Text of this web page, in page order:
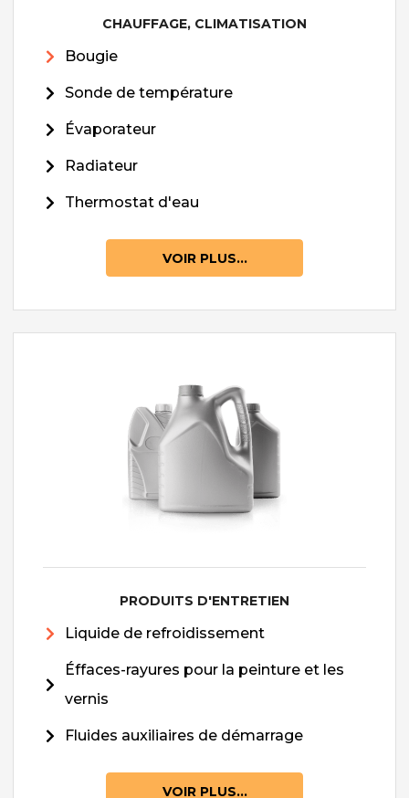
CHAUFFAGE, CLIMATISATION
Bougie
Sonde de température
Évaporateur
Radiateur
Thermostat d'eau
VOIR PLUS...
PRODUITS D'ENTRETIEN
Liquide de refroidissement
Éffaces-rayures pour la peinture et les
vernis
Fluides auxiliaires de démarrage
VOIR PLUS...